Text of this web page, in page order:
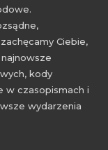
Ciebie,
kody
w czasopismach i
wydarzenia